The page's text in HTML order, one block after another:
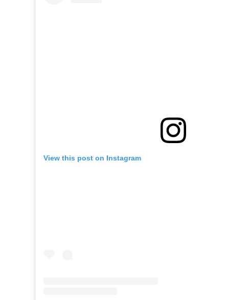
View this post on Instagram